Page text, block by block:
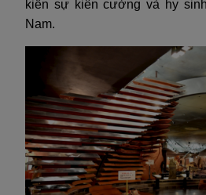
kiến ​​sự kiên cường và hy
Nam.